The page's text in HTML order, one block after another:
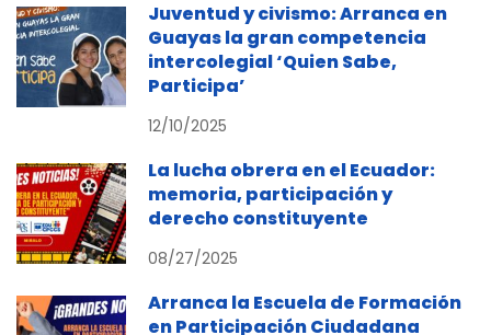
Juventud y civismo: Arranca en
Guayas la gran competencia
intercolegial ‘Quien Sabe,
Participa’
12/10/2025
La lucha obrera en el Ecuador:
memoria, participación y
derecho constituyente
08/27/2025
Arranca la Escuela de Formación
en Participación Ciudadana